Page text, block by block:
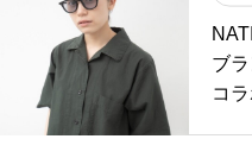
び
日#
ン
ェ #
ブ
コ